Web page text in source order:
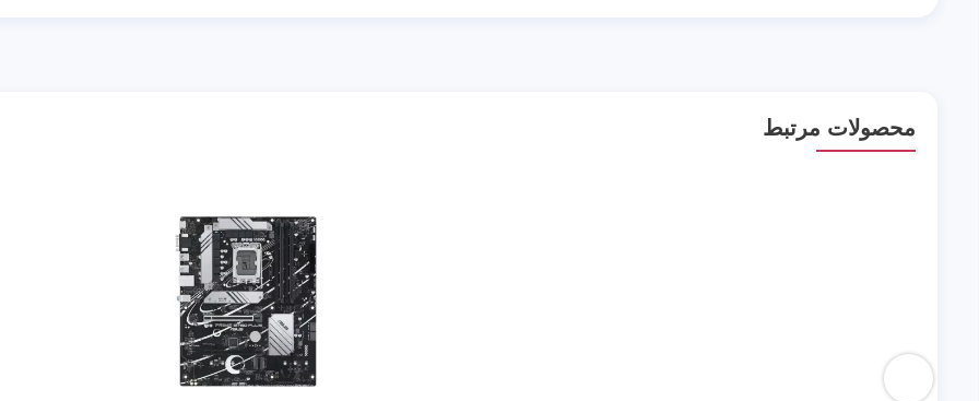
محصولات مرتبط